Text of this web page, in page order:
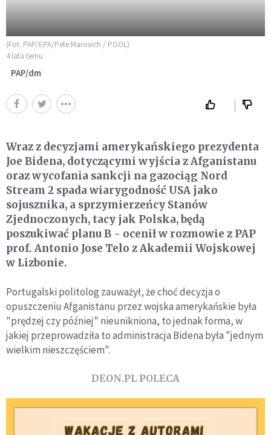
(Fot. PAP/EPA/Pete Marovich / POOL)
4 lata temu
PAP/dm
Wraz z decyzjami amerykańskiego prezydenta
Joe Bidena, dotyczącymi wyjścia z Afganistanu
oraz wycofania sankcji na gazociąg Nord
Stream 2 spada wiarygodność USA jako
sojusznika, a sprzymierzeńcy Stanów
Zjednoczonych, tacy jak Polska, będą
poszukiwać planu B - ocenił w rozmowie z PAP
prof. Antonio Jose Telo z Akademii Wojskowej
w Lizbonie.
Portugalski politolog zauważył, że choć decyzja o
opuszczeniu Afganistanu przez wojska amerykańskie była
"prędzej czy później" nieunikniona, to jednak forma, w
jakiej przeprowadziła to administracja Bidena była "jednym
wielkim nieszczęściem".
DEON.PL POLECA